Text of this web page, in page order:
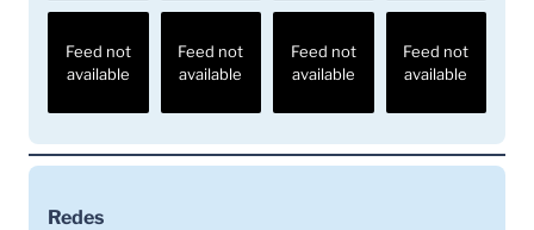
Feed not
available
Feed not
available
Feed not
available
Feed not
available
Redes